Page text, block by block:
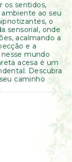
os sentidos,
ao seu
o
sensorial, onde
acalmando a
e a
mundo
acesa é um
Descubra
caminho